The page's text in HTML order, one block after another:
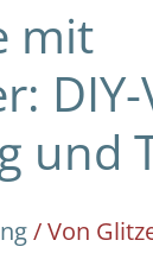
mit
und
/ Von